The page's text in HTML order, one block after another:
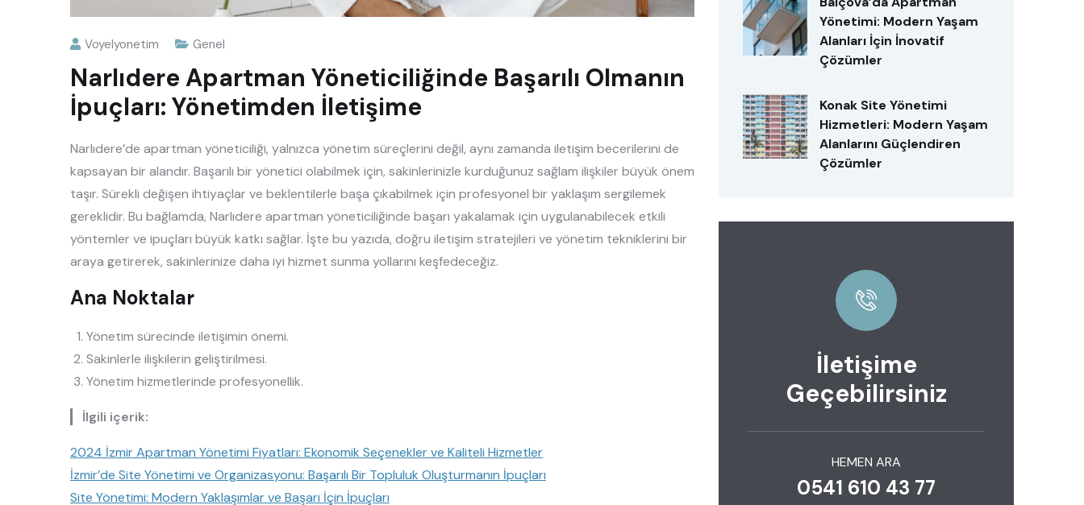
Voyelyonetim Genel
Narlıdere Apartman Yöneticiliğinde Başarılı Olmanın
İpuçları: Yönetimden İletişime
Narlıdere’de apartman yöneticiliği, yalnızca yönetim süreçlerini değil, aynı zamanda iletişim becerilerini de
kapsayan bir alandır. Başarılı bir yönetici olabilmek için, sakinlerinizle kurduğunuz sağlam ilişkiler büyük önem
taşır. Sürekli değişen ihtiyaçlar ve beklentilerle başa çıkabilmek için profesyonel bir yaklaşım sergilemek
gereklidir. Bu bağlamda, Narlıdere apartman yöneticiliğinde başarı yakalamak için uygulanabilecek etkili
yöntemler ve ipuçları büyük katkı sağlar. İşte bu yazıda, doğru iletişim stratejileri ve yönetim tekniklerini bir
araya getirerek, sakinlerinize daha iyi hizmet sunma yollarını keşfedeceğiz.
Ana Noktalar
Yönetim sürecinde iletişimin önemi.
Sakinlerle ilişkilerin geliştirilmesi.
Yönetim hizmetlerinde profesyonellik.
İlgili içerik:
2024 İzmir Apartman Yönetimi Fiyatları: Ekonomik Seçenekler ve Kaliteli Hizmetler
İzmir’de Site Yönetimi ve Organizasyonu: Başarılı Bir Topluluk Oluşturmanın İpuçları
Site Yönetimi: Modern Yaklaşımlar ve Başarı İçin İpuçları
Yönetimi: Modern Yaşam
Alanları İçin İnovatif
Çözümler
Konak Site Yönetimi
Hizmetleri: Modern Yaşam
Alanlarını Güçlendiren
Çözümler
İletişime
Geçebilirsiniz
HEMEN ARA
0541 610 43 77